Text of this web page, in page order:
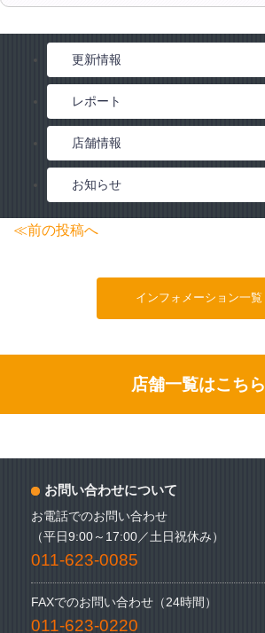
更新情報
レポート
店舗情報
お知らせ
投
ゲ
シ
ン
≪前の投稿へ
インフォメーション一覧
店舗一覧はこちら
お問い合わせについて
お電話でのお問い合わせ
（平日9:00～17:00／土日祝休み）
011-623-0085
FAXでのお問い合わせ（24時間）
011-623-0220